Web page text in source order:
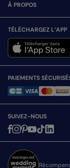
À PROPOS
TÉLÉCHARGEZ L’APP
PAIEMENTS
SUIVEZ-NOUS